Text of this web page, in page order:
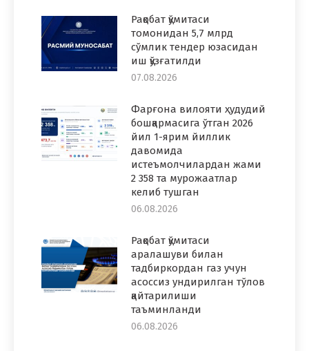
Рақобат қўмитаси
томонидан 5,7 млрд
сўмлик тендер юзасидан
иш қўзғатилди
07.08.2026
Фарғона вилояти ҳудудий
бошқармасига ўтган 2026
йил 1-ярим йиллик
давомида
истеъмолчилардан жами
2 358 та мурожаатлар
келиб тушган
06.08.2026
Рақобат қўмитаси
аралашуви билан
тадбиркордан газ учун
асоссиз ундирилган тўлов
қайтарилиши
таъминланди
06.08.2026